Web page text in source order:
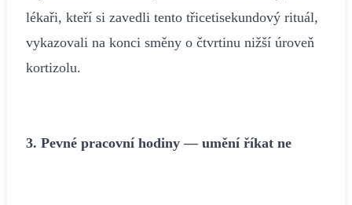
lékaři, kteří si zavedli tento třicetisekundový rituál,
vykazovali na konci směny o čtvrtinu nižší úroveň
kortizolu.
3. Pevné pracovní hodiny — umění říkat ne